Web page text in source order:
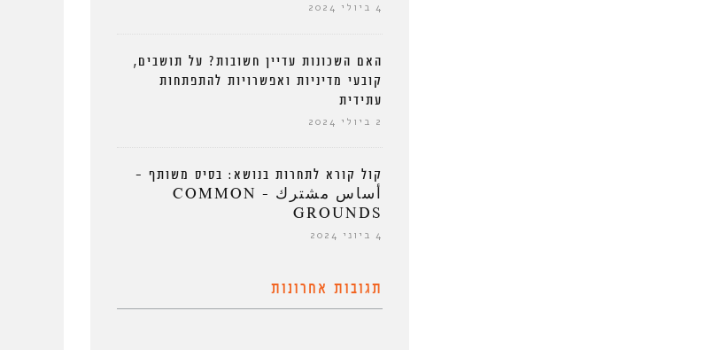
4 ביולי 2024
האם השכונות עדיין חשובות? על תושבים,
קובעי מדיניות ואפשרויות להתפתחות
עתידית
2 ביולי 2024
קול קורא לתחרות בנושא: בסיס משותף –
أساس مشترك – COMMON
GROUNDS
4 ביוני 2024
תגובות אחרונות